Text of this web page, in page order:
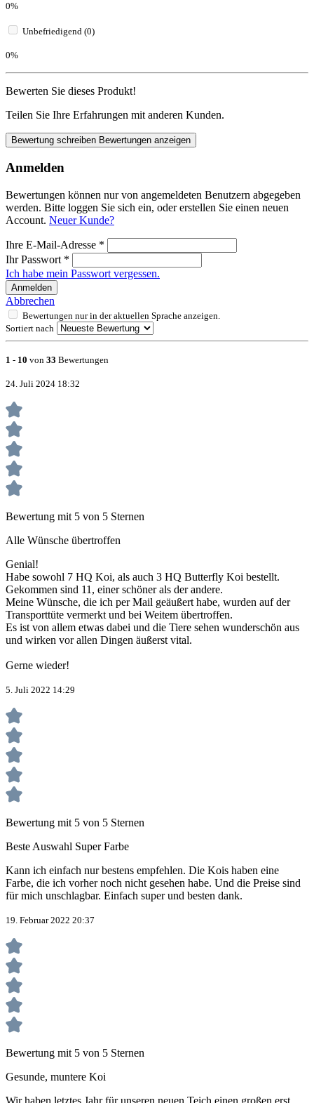
0%
Unbefriedigend (0)
0%
Bewerten Sie dieses Produkt!
Teilen Sie Ihre Erfahrungen mit anderen Kunden.
Bewertung schreiben Bewertungen anzeigen
Anmelden
Bewertungen können nur von angemeldeten Benutzern abgegeben
werden. Bitte loggen Sie sich ein, oder erstellen Sie einen neuen
Account. Neuer Kunde?
Ihre E-Mail-Adresse *
Ihr Passwort *
Ich habe mein Passwort vergessen.
Anmelden
Abbrechen
Bewertungen nur in der aktuellen Sprache anzeigen.
Sortiert nach
1 - 10 von 33 Bewertungen
24. Juli 2024 18:32
Bewertung mit 5 von 5 Sternen
Alle Wünsche übertroffen
Genial!
Habe sowohl 7 HQ Koi, als auch 3 HQ Butterfly Koi bestellt.
Gekommen sind 11, einer schöner als der andere.
Meine Wünsche, die ich per Mail geäußert habe, wurden auf der
Transporttüte vermerkt und bei Weitem übertroffen.
Es ist von allem etwas dabei und die Tiere sehen wunderschön aus
und wirken vor allen Dingen äußerst vital.
Gerne wieder!
5. Juli 2022 14:29
Bewertung mit 5 von 5 Sternen
Beste Auswahl Super Farbe
Kann ich einfach nur bestens empfehlen. Die Kois haben eine
Farbe, die ich vorher noch nicht gesehen habe. Und die Preise sind
für mich unschlagbar. Einfach super und besten dank.
19. Februar 2022 20:37
Bewertung mit 5 von 5 Sternen
Gesunde, muntere Koi
Wir haben letztes Jahr für unseren neuen Teich einen großen erst